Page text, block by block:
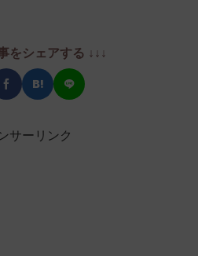
をシェアする ↓↓↓
サーリンク